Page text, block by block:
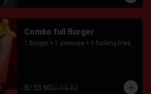
Combo full Burger
1 Burger + 1 gaseosa + 1 fucking fries.
S/ 33.90S/ 59.83